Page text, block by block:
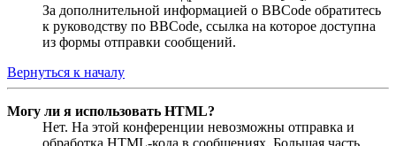
За дополнительной информацией о BBCode обратитесь
к руководству по BBCode, ссылка на которое доступна
из формы отправки сообщений.
Вернуться к началу
Могу ли я использовать HTML?
Нет. На этой конференции невозможны отправка и
обработка HTML-кода в сообщениях. Большая часть